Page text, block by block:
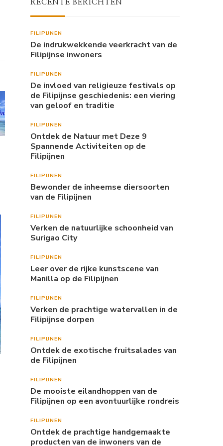
RECENTE BERICHTEN
FILIPIJNEN
De indrukwekkende veerkracht van de
Filipijnse inwoners
FILIPIJNEN
De invloed van religieuze festivals op
de Filipijnse geschiedenis: een viering
van geloof en traditie
FILIPIJNEN
Ontdek de Natuur met Deze 9
Spannende Activiteiten op de
Filipijnen
FILIPIJNEN
Bewonder de inheemse diersoorten
van de Filipijnen
FILIPIJNEN
Verken de natuurlijke schoonheid van
Surigao City
FILIPIJNEN
Leer over de rijke kunstscene van
Manilla op de Filipijnen
FILIPIJNEN
Verken de prachtige watervallen in de
Filipijnse dorpen
FILIPIJNEN
Ontdek de exotische fruitsalades van
de Filipijnen
FILIPIJNEN
De mooiste eilandhoppen van de
Filipijnen op een avontuurlijke rondreis
FILIPIJNEN
Ontdek de prachtige handgemaakte
producten van de inwoners van de